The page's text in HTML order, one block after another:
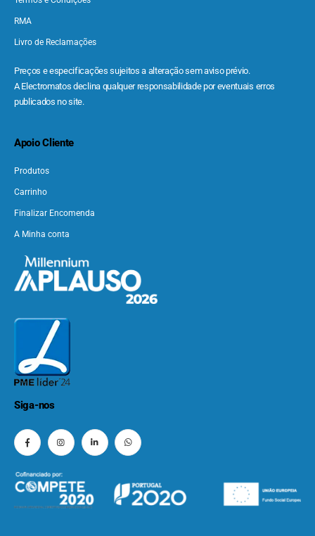
RMA
Livro de Reclamações
Preços e especificações sujeitos a alteração sem aviso prévio.
A Electromatos declina qualquer responsabilidade por eventuais erros
publicados no site.
Apoio Cliente
Produtos
Carrinho
Finalizar Encomenda
A Minha conta
Siga-nos